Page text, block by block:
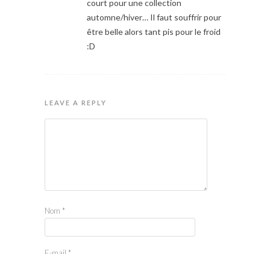
court pour une collection
automne/hiver… Il faut souffrir pour
être belle alors tant pis pour le froid
:D
LEAVE A REPLY
Nom *